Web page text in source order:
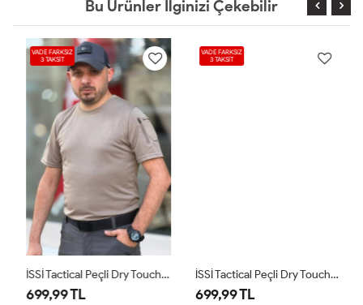
Bu Ürünler İlginizi Çekebilir
VADE FARKSIZ
3 TAKSİT
İSSİ Tactical Peçli Dry Touch Likralı Taktik Tişört Çöl
699,99 TL
VADE FARKSIZ
3 TAKSİT
İSSİ Tactical Peçli Dry Touch Likralı Taktik Tişört Haki
699,99 TL